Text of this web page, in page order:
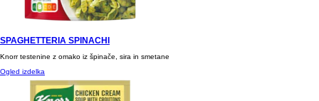
SPAGHETTERIA SPINACHI
Knorr testenine z omako iz špinače, sira in smetane
Ogled izdelka